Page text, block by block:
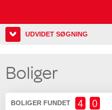
UDVIDET SØGNING
Boliger
BOLIGER FUNDET 4 0